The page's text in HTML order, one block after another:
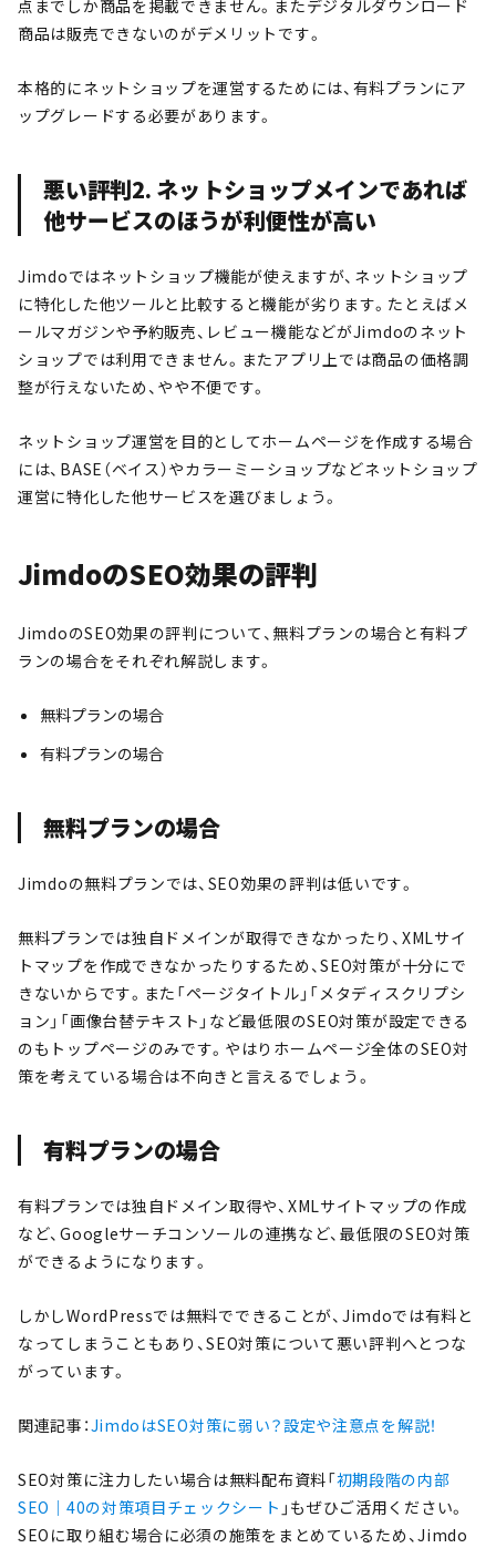
点までしか商品を掲載できません。またデジタルダウンロード
商品は販売できないのがデメリットです。
本格的にネットショップを運営するためには、有料プランにア
ップグレードする必要があります。
悪い評判2. ネットショップメインであれば
他サービスのほうが利便性が高い
Jimdoではネットショップ機能が使えますが、ネットショップ
に特化した他ツールと比較すると機能が劣ります。たとえばメ
ールマガジンや予約販売、レビュー機能などがJimdoのネット
ショップでは利用できません。またアプリ上では商品の価格調
整が行えないため、やや不便です。
ネットショップ運営を目的としてホームページを作成する場合
には、BASE（ベイス）やカラーミーショップなどネットショップ
運営に特化した他サービスを選びましょう。
JimdoのSEO効果の評判
JimdoのSEO効果の評判について、無料プランの場合と有料プ
ランの場合をそれぞれ解説します。
無料プランの場合
有料プランの場合
無料プランの場合
Jimdoの無料プランでは、SEO効果の評判は低いです。
無料プランでは独自ドメインが取得できなかったり、XMLサイ
トマップを作成できなかったりするため、SEO対策が十分にで
きないからです。また「ページタイトル」「メタディスクリプシ
ョン」「画像台替テキスト」など最低限のSEO対策が設定できる
のもトップページのみです。やはりホームページ全体のSEO対
策を考えている場合は不向きと言えるでしょう。
有料プランの場合
有料プランでは独自ドメイン取得や、XMLサイトマップの作成
など、Googleサーチコンソールの連携など、最低限のSEO対策
ができるようになります。
しかしWordPressでは無料でできることが、Jimdoでは有料と
なってしまうこともあり、SEO対策について悪い評判へとつな
がっています。
関連記事：JimdoはSEO対策に弱い？設定や注意点を解説！
SEO対策に注力したい場合は無料配布資料「初期段階の内部
SEO｜40の対策項目チェックシート 」もぜひご活用ください。
SEOに取り組む場合に必須の施策をまとめているため、Jimdo